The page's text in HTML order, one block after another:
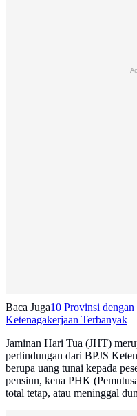
Baca Juga10 Provinsi dengan
Ketenagakerjaan Terbanyak
Jaminan Hari Tua (JHT)
perlindungan dari BPJS
berupa uang tunai kepada
pensiun, kena PHK
total tetap, atau meninggal